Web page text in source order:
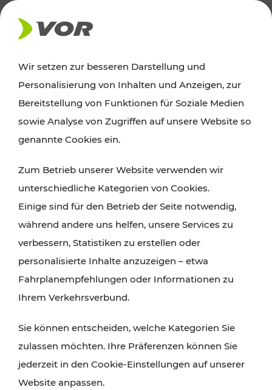
AKTUELLES
Ausflugstipps
Wien, Niederösterreich und das Burgenland
Wanderungen, Kultur und Gastronomie,
Radtouren oder purer Naturgenuss – viele
Attraktionen sind mit den Ticket- und Fahrplan-
Angeboten des VOR gut und schnell erreichbar.
Wir setzen zur besseren Darstellung und
Personalisierung von Inhalten und Anzeigen, zur
Bereitstellung von Funktionen für Soziale Medien
sowie Analyse von Zugriffen auf unsere Website so
genannte Cookies ein.
Zum Betrieb unserer Website verwenden wir
unterschiedliche Kategorien von Cookies.
Einige sind für den Betrieb der Seite notwendig,
während andere uns helfen, unsere Services zu
verbessern, Statistiken zu erstellen oder
personalisierte Inhalte anzuzeigen – etwa
Fahrplanempfehlungen oder Informationen zu
Ihrem Verkehrsverbund.
Sie können entscheiden, welche Kategorien Sie
zulassen möchten. Ihre Präferenzen können Sie
jederzeit in den Cookie-Einstellungen auf unserer
Website anpassen.